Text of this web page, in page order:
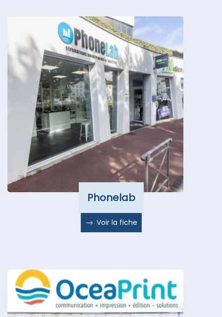
Phonelab
Voir la fiche